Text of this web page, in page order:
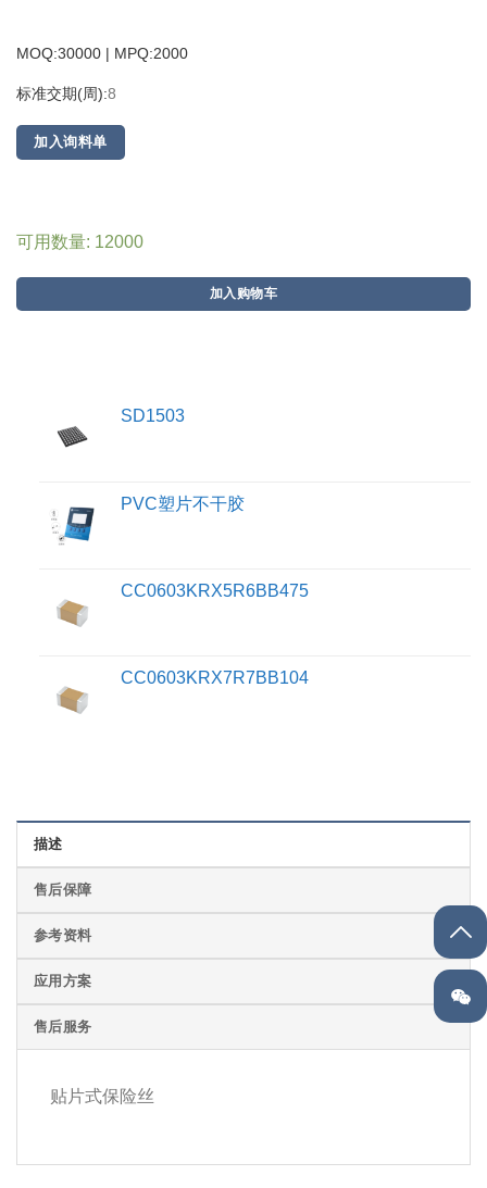
MOQ:30000 | MPQ:2000
标准交期(周):8
加入询料单
可用数量: 12000
加入购物车
SD1503
PVC塑片不干胶
CC0603KRX5R6BB475
CC0603KRX7R7BB104
描述
售后保障
参考资料
应用方案
售后服务
贴片式保险丝